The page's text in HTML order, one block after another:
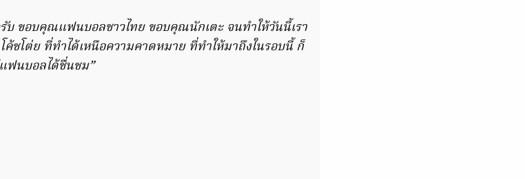
บ ขอบคุณแฟนบอลชาวไทย ขอบคุณนักเตะ จนทำให้วันนี้เรา
ชโต่ย ที่ทำได้เหนือความคาดหมาย ที่ทำให้มาถึงในรอบนี้ ก็
แฟนบอลได้ชื่นชม”